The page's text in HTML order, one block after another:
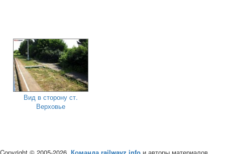
Вид в сторону ст.
Верховье